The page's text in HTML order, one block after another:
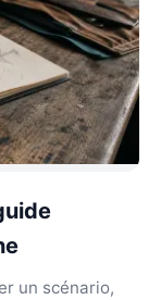
un scénario,